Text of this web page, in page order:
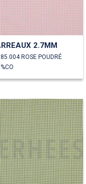
2.7MM
ROSE POUDRÉ